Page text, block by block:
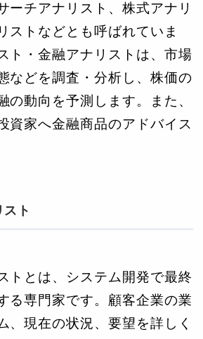
ーチアナリスト、株式アナリ
ストなどとも呼ばれていま
ト・金融アナリストは、市場
などを調査・分析し、株価の
の動向を予測します。また、
資家へ金融商品のアドバイス
ト
トとは、システム開発で最終
る専門家です。顧客企業の業
、現在の状況、要望を詳しく